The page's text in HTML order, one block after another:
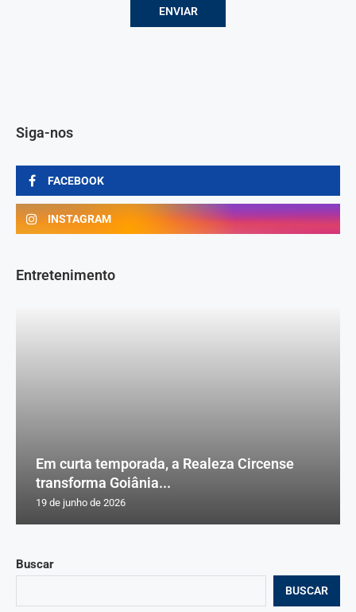
Buscar
BUSCAR
Siga-nos
FACEBOOK
INSTAGRAM
Entretenimento
Em curta temporada, a Realeza Circense
transforma Goiânia...
19 de junho de 2026